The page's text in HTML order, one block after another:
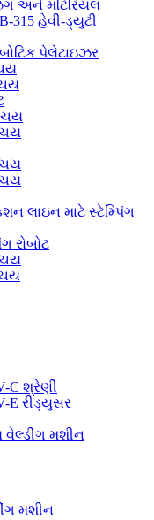
અને મટિરિયલ
315 હેવી-ડ્યુટી
પેલેટાઇઝર
લાઇન માટે સ્ટેમ્પિંગ
રોબોટ
C શ્રેણી
E રીડ્યુસર
વેલ્ડીંગ મશીન